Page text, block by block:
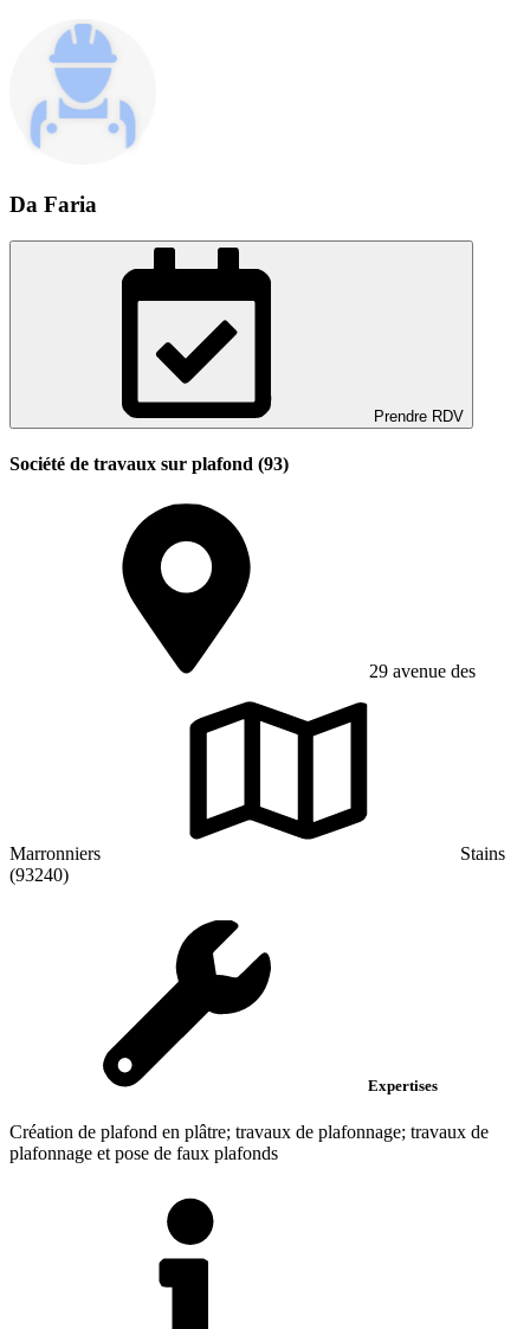
Da Faria
Prendre RDV
Société de travaux sur plafond (93)
29 avenue des
Marronniers
Stains
(93240)
Expertises
Création de plafond en plâtre; travaux de plafonnage; travaux de
plafonnage et pose de faux plafonds